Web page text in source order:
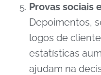
Provas sociais
Depoimentos,
logos de
estatísticas
ajudam na